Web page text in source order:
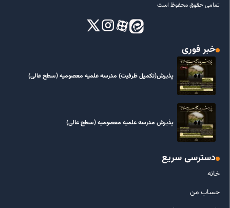
تمامی حقوق محفوظ است
خبر فوری
پذیرش(تکمیل ظرفیت) مدرسه علمیه معصومیه‌ (سطح عالی)
پذیرش مدرسه علمیه معصومیه‌ (سطح عالی)
دسترسی سریع
خانه
حساب من